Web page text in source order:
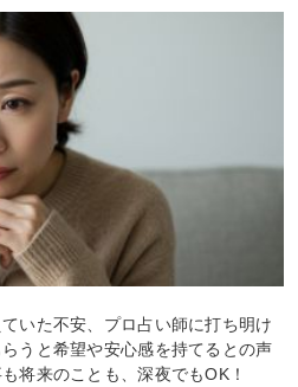
いた不安、プロ占い師に打ち明け
うと希望や安心感を持てるとの声
将来のことも、深夜でもOK！